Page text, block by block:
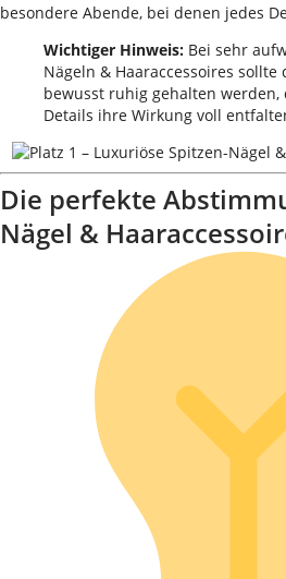
besondere Abende, bei denen jedes
Wichtiger Hinweis: Bei sehr
Nägeln & Haaraccessoires sollte
bewusst ruhig gehalten
Details ihre Wirkung voll
Die perfekte
Nägel &